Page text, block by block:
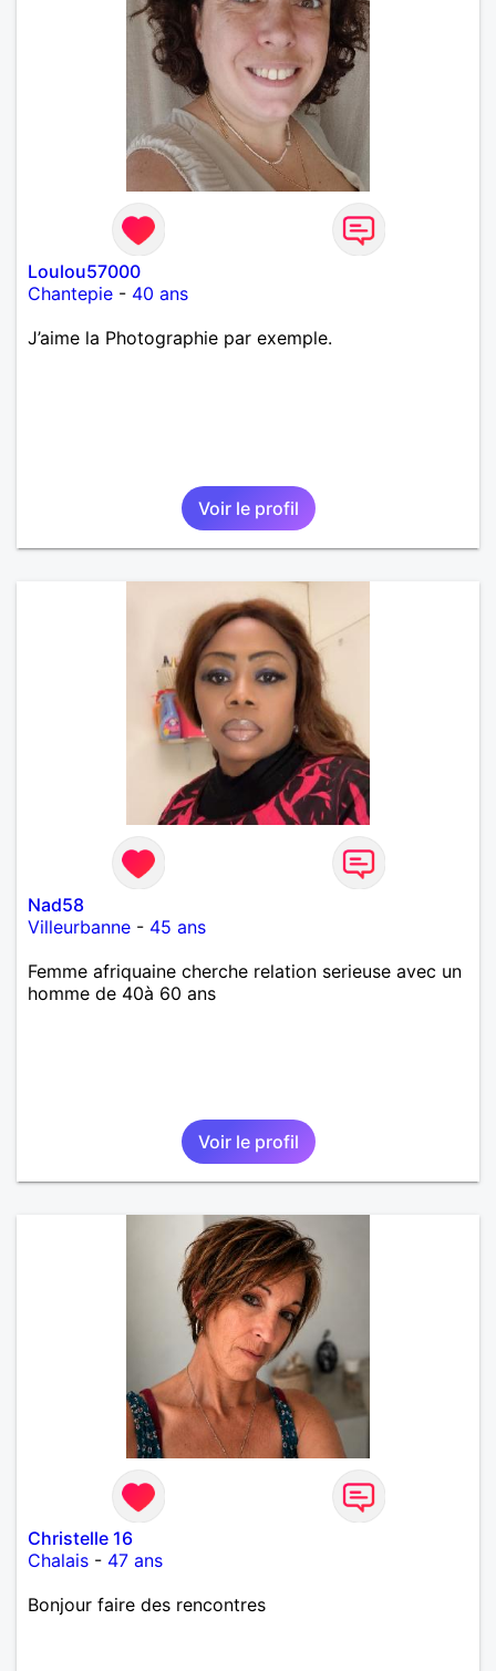
Loulou57000
Chantepie - 40 ans
J’aime la Photographie par exemple.
Voir le profil
Nad58
Villeurbanne - 45 ans
Femme afriquaine cherche relation serieuse avec un
homme de 40à 60 ans
Voir le profil
Christelle 16
Chalais - 47 ans
Bonjour faire des rencontres